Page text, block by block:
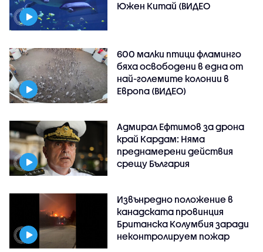
Южен Китай (ВИДЕО
600 малки птици фламинго
бяха освободени в една от
най-големите колонии в
Европа (ВИДЕО)
Адмирал Ефтимов за дрона
край Кардам: Няма
преднамерени действия
срещу България
Извънредно положение в
канадската провинция
Британска Колумбия заради
неконтролируем пожар